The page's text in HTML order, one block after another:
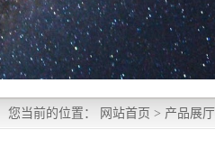
您当前的位置： 网站首页 > 产品展厅